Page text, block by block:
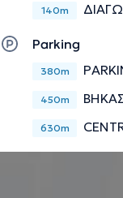
140m
Parking
380m
450m ΒΗΚΑΣ
630m